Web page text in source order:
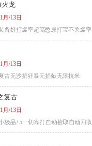
火龙
月/13日
备好打爆率超高憋尿打宝不关爆率
月/13日
古无沙捐狂暴无捐献无限抗米
复古
月/13日
极品+5一切靠打自动捡取自动回収